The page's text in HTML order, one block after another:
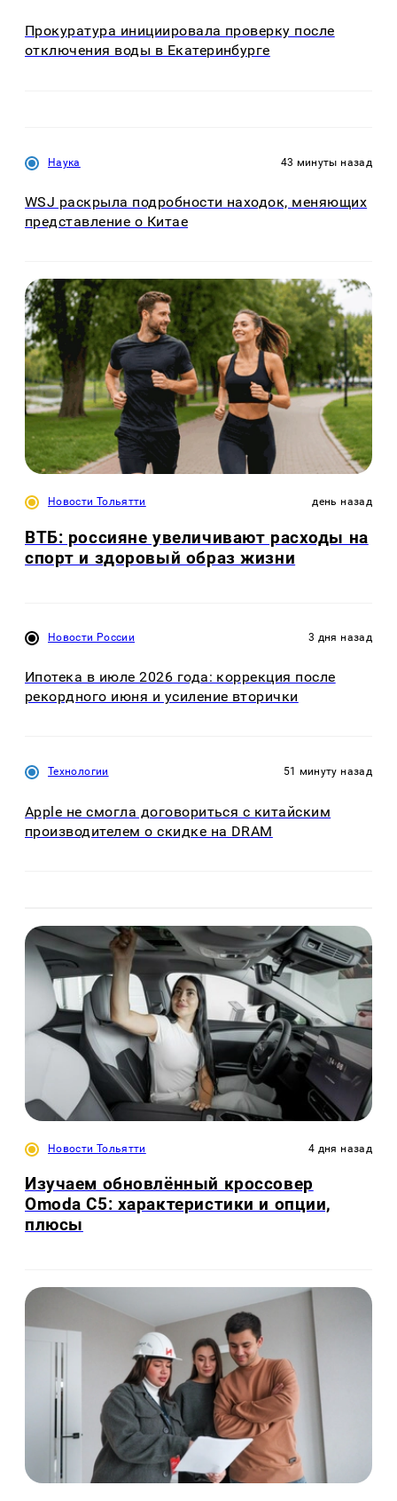
Прокуратура инициировала проверку после
отключения воды в Екатеринбурге
Наука 43 минуты назад
WSJ раскрыла подробности находок, меняющих
представление о Китае
Новости Тольятти день назад
ВТБ: россияне увеличивают расходы на
спорт и здоровый образ жизни
Новости России 3 дня назад
Ипотека в июле 2026 года: коррекция после
рекордного июня и усиление вторички
Технологии 51 минуту назад
Apple не смогла договориться с китайским
производителем о скидке на DRAM
Новости Тольятти 4 дня назад
Изучаем обновлённый кроссовер
Omoda C5: характеристики и опции,
плюсы